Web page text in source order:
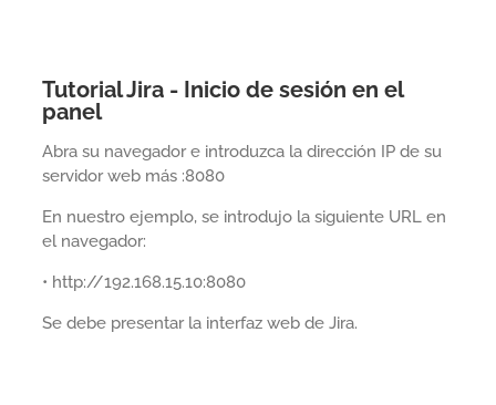
Tutorial Jira - Inicio de sesión en el
panel
Abra su navegador e introduzca la dirección IP de su
servidor web más :8080
En nuestro ejemplo, se introdujo la siguiente URL en
el navegador:
• http://192.168.15.10:8080
Se debe presentar la interfaz web de Jira.